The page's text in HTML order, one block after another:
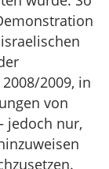
2009, in
von
jedoch nur,